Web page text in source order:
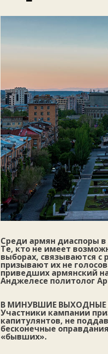
Среди армян диаспоры
Те, кто не имеет
выборах, связываются
призывают их не
приведших армянский
Анджелесе политолог
В МИНУВШИЕ ВЫХОДНЫЕ
Участники кампании
капитулянтов, не
бесконечные
«бывших».